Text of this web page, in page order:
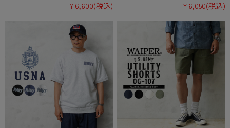
¥6,600(税込) ¥6,050(税込)